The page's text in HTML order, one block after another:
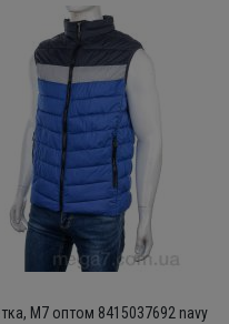
M7 оптом 8415037692 navy